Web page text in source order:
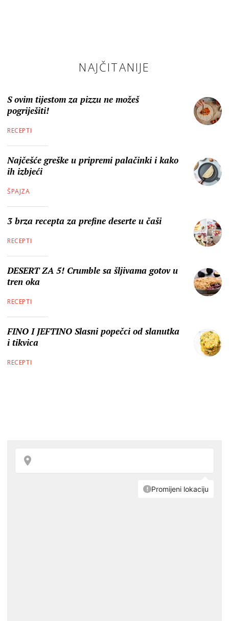
NAJČITANIJE
S ovim tijestom za pizzu ne možeš
pogriješiti!
RECEPTI
Najčešće greške u pripremi palačinki i kako
ih izbjeći
ŠPAJZA
3 brza recepta za prefine deserte u čaši
RECEPTI
DESERT ZA 5! Crumble sa šljivama gotov u
tren oka
RECEPTI
FINO I JEFTINO Slasni popečci od slanutka
i tikvica
RECEPTI